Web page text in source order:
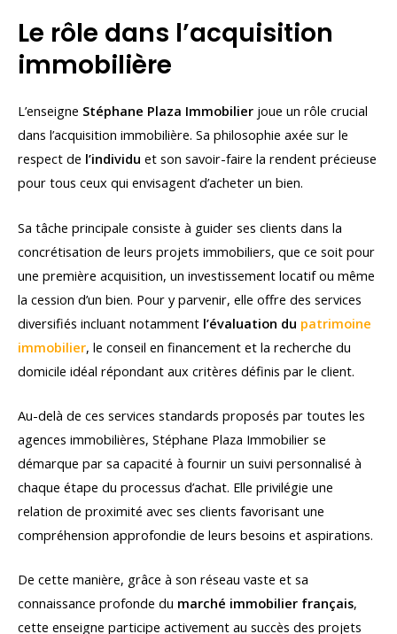
Le rôle dans l’acquisition
immobilière
L’enseigne Stéphane Plaza Immobilier joue un rôle crucial
dans l’acquisition immobilière. Sa philosophie axée sur le
respect de l’individu et son savoir-faire la rendent précieuse
pour tous ceux qui envisagent d’acheter un bien.
Sa tâche principale consiste à guider ses clients dans la
concrétisation de leurs projets immobiliers, que ce soit pour
une première acquisition, un investissement locatif ou même
la cession d’un bien. Pour y parvenir, elle offre des services
diversifiés incluant notamment l’évaluation du patrimoine
immobilier, le conseil en financement et la recherche du
domicile idéal répondant aux critères définis par le client.
Au-delà de ces services standards proposés par toutes les
agences immobilières, Stéphane Plaza Immobilier se
démarque par sa capacité à fournir un suivi personnalisé à
chaque étape du processus d’achat. Elle privilégie une
relation de proximité avec ses clients favorisant une
compréhension approfondie de leurs besoins et aspirations.
De cette manière, grâce à son réseau vaste et sa
connaissance profonde du marché immobilier français,
cette enseigne participe activement au succès des projets